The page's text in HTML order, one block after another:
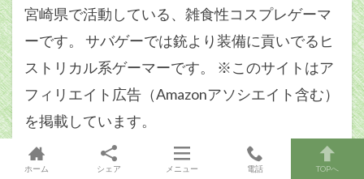
宮崎県で活動している、雑食性コスプレゲーマ
ーです。 サバゲーでは銃より装備に貢いでるヒ
ストリカル系ゲーマーです。 ※このサイトはア
フィリエイト広告（Amazonアソシエイト含む）
を掲載しています。
投稿記事一覧へ
ホーム シェア メニュー 電話 TOPへ